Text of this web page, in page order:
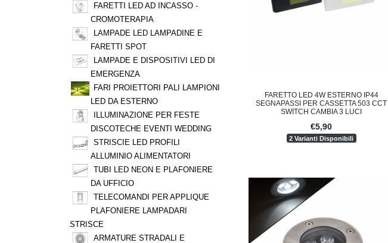
FARETTI LED AD INCASSO -
CROMOTERAPIA
LAMPADE LED LAMPADINE E
FARETTI SPOT
LAMPADE E DISPOSITIVI LED DI
EMERGENZA
FARI PROIETTORI PALI LAMPIONI
LED DA ESTERNO
ILLUMINAZIONE PER FESTE
DISCOTECHE EVENTI WEDDING
STRISCIE LED PROFILI
ALLUMINIO ALIMENTATORI
TUBI LED NEON E PLAFONIERE
DA UFFICIO
TELECOMANDI PER APPLIQUE
PLAFONIERE LAMPADARI
STRISCE
ARMATURE STRADALI E
FARETTO LED 4W ESTERNO IP44
SEGNAPASSI PER CASSETTA 503 CCT
SWITCH CAMBIA 3 LUCI
€5,90
2 Varianti Disponibili